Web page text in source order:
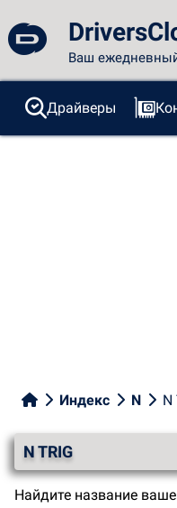
Ваш
Драйверы
Зонды
Индекс N N
N TRIG
Найдите название